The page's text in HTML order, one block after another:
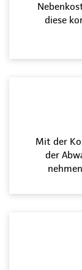
diese
Mit der
der